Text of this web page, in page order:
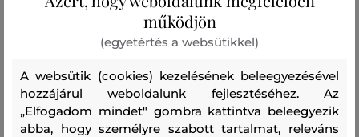
A méret sokkal kisebb, mint amit
amit viselek
0
A méret megegyezik az általam
szokásosan viselt mérettel
0
működjön
(egyetértés a websütikkel)
A websütik (cookies) kezelésének beleegyezésével
hozzájárul weboldalunk fejlesztéséhez. Az
„Elfogadom mindet" gombra kattintva beleegyezik
abba, hogy személyre szabott tartalmat, releváns